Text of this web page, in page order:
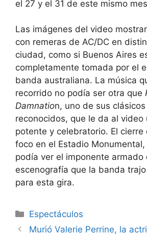
el 27 y el 31 de este mismo
Las imágenes del video
con remeras de AC/DC en
ciudad, como si Buenos Aires
completamente tomada por el
banda australiana. La música
recorrido no podía ser otra que
Damnation, uno de sus
reconocidos, que le da al video
potente y celebratorio. El cierre
foco en el Estadio
podía ver el imponente armado
escenografía que la banda
para esta gira.
Espectáculos
Murió Valerie Perrine, la